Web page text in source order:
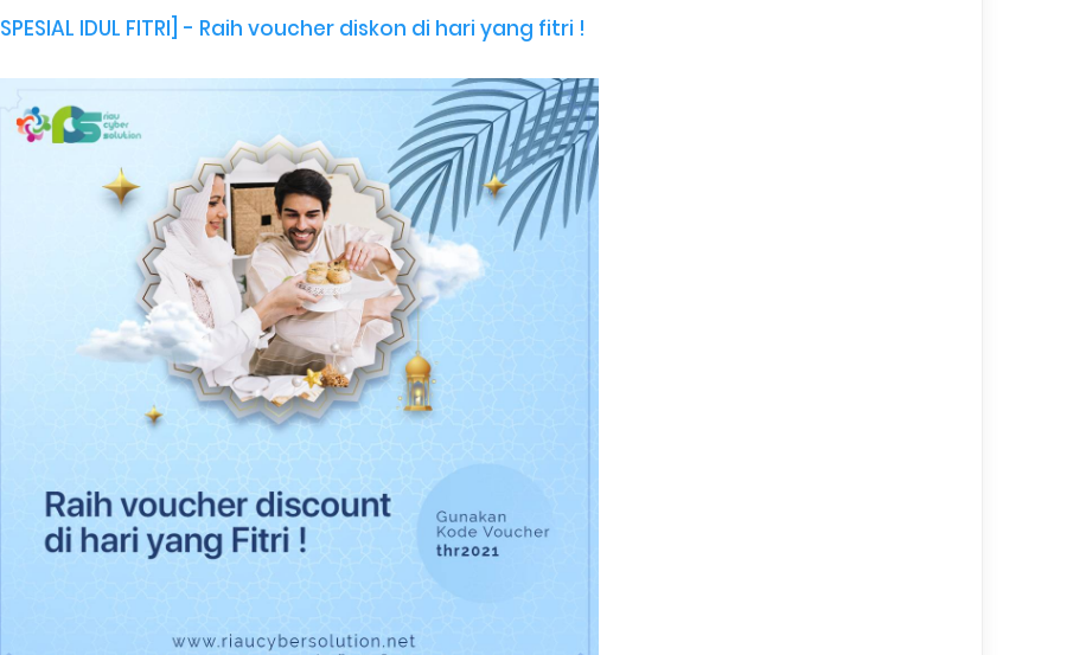
[SPESIAL IDUL FITRI] - Raih voucher diskon di hari yang fitri !